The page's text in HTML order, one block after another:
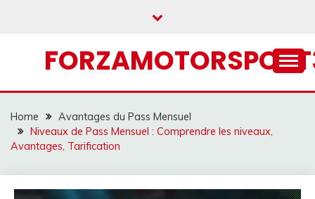
Home
Avantages du Pass Mensuel
Niveaux de Pass Mensuel : Comprendre les niveaux,
Avantages, Tarification